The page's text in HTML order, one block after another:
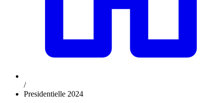
/
Presidentielle 2024